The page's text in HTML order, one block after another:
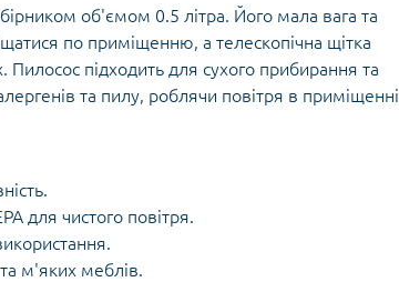
об'ємом 0.5 літра. Його мала вага та
по приміщенню, а телескопічна щітка
підходить для сухого прибирання та
та пилу, роблячи повітря в приміщенні
для чистого повітря.
м'яких меблів.